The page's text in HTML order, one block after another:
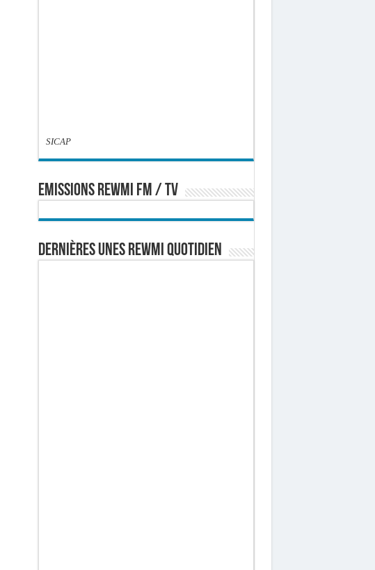
SICAP
EMISSIONS REWMI FM / TV
Dernières Unes Rewmi Quotidien